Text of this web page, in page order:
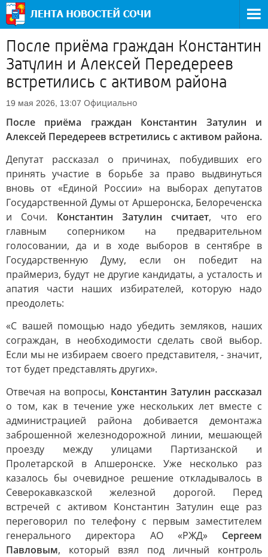
После приёма граждан Константин
Затулин и Алексей Передереев
встретились с активом района
19 мая 2026, 13:07 Официально
После приёма граждан Константин Затулин и
Алексей Передереев встретились с активом района.
Депутат рассказал о причинах, побудивших его
принять участие в борьбе за право выдвинуться
вновь от «Единой России» на выборах депутатов
Государственной Думы от Аршеронска, Белореченска
и Сочи. Константин Затулин считает, что его
главным соперником на предварительном
голосовании, да и в ходе выборов в сентябре в
Государственную Думу, если он победит на
праймериз, будут не другие кандидаты, а усталость и
апатия части наших избирателей, которую надо
преодолеть:
«С вашей помощью надо убедить земляков, наших
сограждан, в необходимости сделать свой выбор.
Если мы не избираем своего представителя, - значит,
тот будет представлять других».
Отвечая на вопросы, Константин Затулин рассказал
о том, как в течение уже нескольких лет вместе с
администрацией района добивается демонтажа
заброшенной железнодорожной линии, мешающей
проезду между улицами Партизанской и
Пролетарской в Апшеронске. Уже несколько раз
казалось бы очевидное решение откладывалось в
Северокавказской железной дорогой. Перед
встречей с активом Константин Затулин еще раз
переговорил по телефону с первым заместителем
генерального директора АО «РЖД» Сергеем
Павловым, который взял под личный контроль